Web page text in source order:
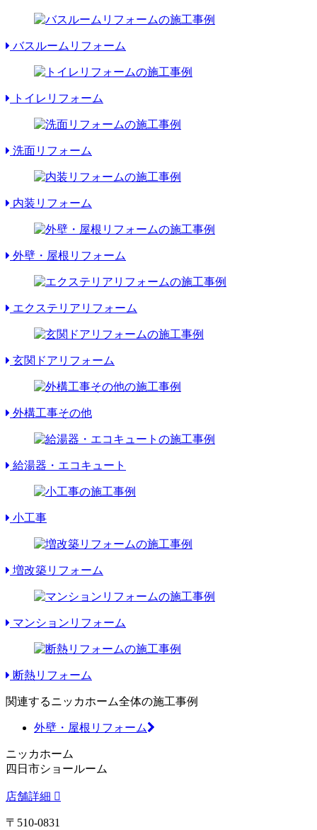
バスルームリフォーム
トイレリフォーム
洗面リフォーム
内装リフォーム
外壁・屋根リフォーム
エクステリアリフォーム
玄関ドアリフォーム
外構工事その他
給湯器・エコキュート
小工事
増改築リフォーム
マンションリフォーム
断熱リフォーム
関連するニッカホーム全体の施工事例
外壁・屋根リフォーム
ニッカホーム
四日市ショールーム
店舗詳細
〒510-0831